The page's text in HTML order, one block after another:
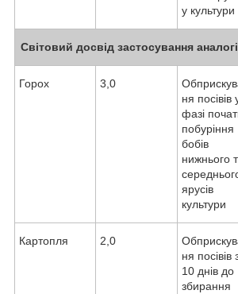
у культури
Світовий досвід застосування
Горох 3,0
ня посівів
фазі
побуріння
бобів
нижнього
ярусів
культури
Картопля 2,0
ня посівів
10 днів до
збирання